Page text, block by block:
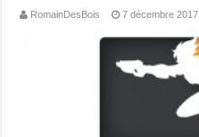
RomainDesBois 7 décembre 2017